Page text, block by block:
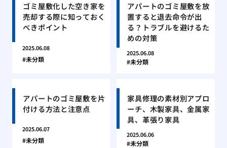
ゴミ屋敷化した空き家を
売却する際に知っておく
べきポイント
2025.06.08
未分類
アパートのゴミ屋敷を放
置すると退去命令が出
る？トラブルを避けるた
めの対策
2025.06.08
未分類
アパートのゴミ屋敷を片
付ける方法と注意点
2025.06.07
未分類
家具修理の素材別アプロ
ーチ、木製家具、金属家
具、革張り家具
2025.06.06
未分類